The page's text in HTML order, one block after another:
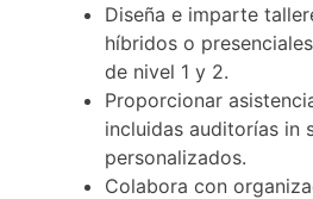
Diseña e imparte
híbridos o
de nivel 1 y 2.
Proporcionar
incluidas auditorías in
personalizados.
Colabora con